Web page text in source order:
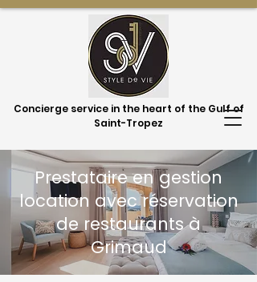
Concierge service in the heart of the Gulf of
Saint-Tropez
Prestataire en gestion
location avec réservation
de restaurants à
Grimaud